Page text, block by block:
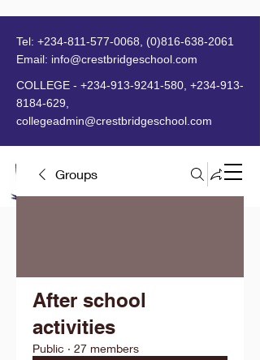
MENU
Tel: +234-811-577-0068
(0)816-638-2061
Email: info@crestbridgeschool.com
COLLEGE - +234-913-9241-580 +234-913-
8184-629
collegeadmin@crestbridgeschool.com
Groups
After school
activities
Public · 27 members